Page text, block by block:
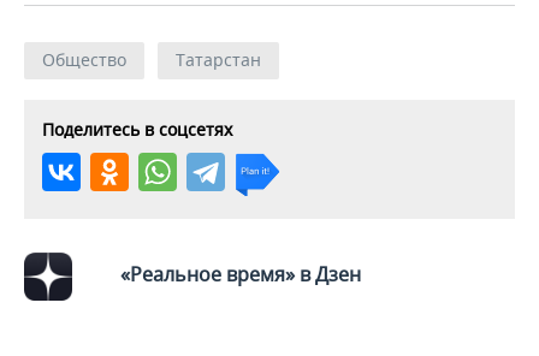
Общество Татарстан
Поделитесь в соцсетях
«Реальное время» в Дзен